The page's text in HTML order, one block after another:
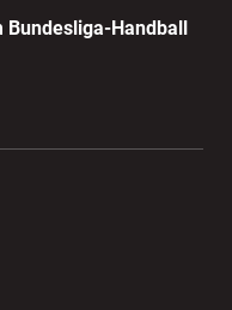
Bundesliga-Handball